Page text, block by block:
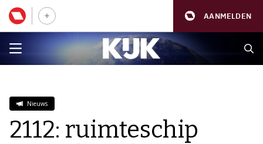
AANMELDEN
Nieuws
2112: ruimteschip